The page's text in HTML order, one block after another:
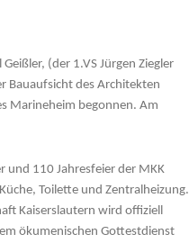
(der 1.VS Jürgen Ziegler
Bauaufsicht des Architekten
Marineheim begonnen. Am
und 110 Jahresfeier der MKK
Toilette und Zentralheizung.
Kaiserslautern wird offiziell
ökumenischen Gottestdienst